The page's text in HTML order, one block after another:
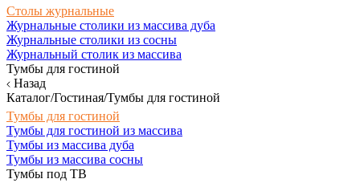
Столы журнальные
Журнальные столики из массива дуба
Журнальные столики из сосны
Журнальный столик из массива
Тумбы для гостиной
Назад
Каталог/Гостиная/Тумбы для гостиной
Тумбы для гостиной
Тумбы для гостиной из массива
Тумбы из массива дуба
Тумбы из массива сосны
Тумбы под ТВ